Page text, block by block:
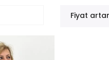
Fiyat